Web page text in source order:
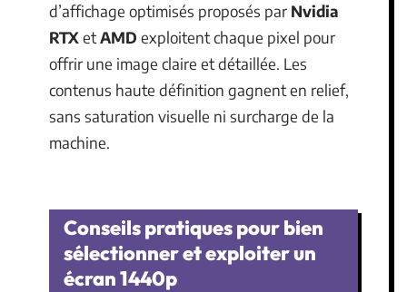
d’affichage optimisés proposés par Nvidia
RTXetAMD exploitent chaque pixel pour
offrir une image claire et détaillée. Les
contenus haute définition gagnent en relief,
sans saturation visuelle ni surcharge de la
machine.
Conseils pratiques pour bien
sélectionner et exploiter un
écran 1440p